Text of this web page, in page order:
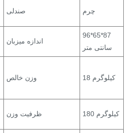
صندلی چرم
اندازه میزبان
96*65*87
سانتی متر
وزن خالص 18 کیلوگرم
ظرفیت وزن 180 کیلوگرم